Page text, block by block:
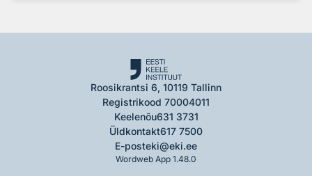
Roosikrantsi 6, 10119 Tallinn
Registrikood 70004011
Keelenõu631 3731
Üldkontakt617 7500
E-posteki@eki.ee
Wordweb App 1.48.0